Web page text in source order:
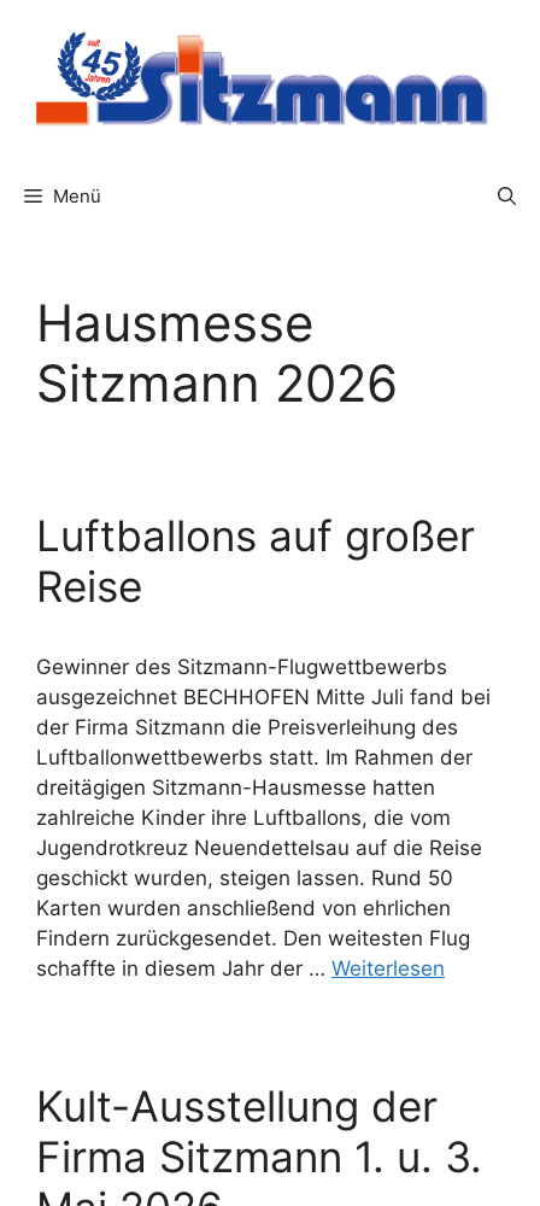
springen
Menü
Hausmesse
Sitzmann 2026
Luftballons auf großer
Reise
Gewinner des Sitzmann-Flugwettbewerbs
ausgezeichnet BECHHOFEN Mitte Juli fand bei
der Firma Sitzmann die Preisverleihung des
Luftballonwettbewerbs statt. Im Rahmen der
dreitägigen Sitzmann-Hausmesse hatten
zahlreiche Kinder ihre Luftballons, die vom
Jugendrotkreuz Neuendettelsau auf die Reise
geschickt wurden, steigen lassen. Rund 50
Karten wurden anschließend von ehrlichen
Findern zurückgesendet. Den weitesten Flug
schaffte in diesem Jahr der … Weiterlesen
Kult-Ausstellung der
Firma Sitzmann 1. u. 3.